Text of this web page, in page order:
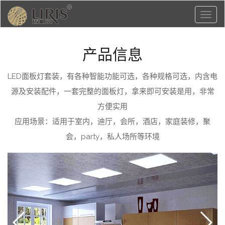
产品信息
LED面板灯套装，有各种智能功能可选，各种规格可选，内含电
源及安装配件，一套完整的面板灯，拿来即可安装是用，非常
方便实用
应用场景：适用于室内，迪厅，会所，酒店，家庭装修，聚
会，party，私人场所等环境